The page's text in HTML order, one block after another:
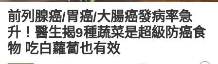
前列腺癌/胃癌/大腸癌發病率急
升！醫生揭9種蔬菜是超級防癌食
物 吃白蘿蔔也有效